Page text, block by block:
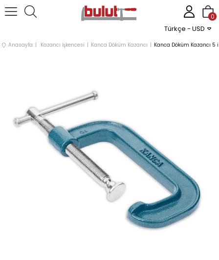
Türkçe - USD
0
Anasayfa Kazancı İşkencesi Kanca Döküm Kazancı Kanca Döküm Kazancı